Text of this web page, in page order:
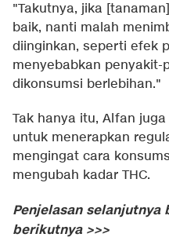
"Takutnya, jika
baik, nanti malah
diinginkan, seperti efek
menyebabkan penyakit-
dikonsumsi berlebihan."
Tak hanya itu, Alfan
untuk menerapkan
mengingat cara
mengubah kadar THC.
Penjelasan
berikutnya >>>